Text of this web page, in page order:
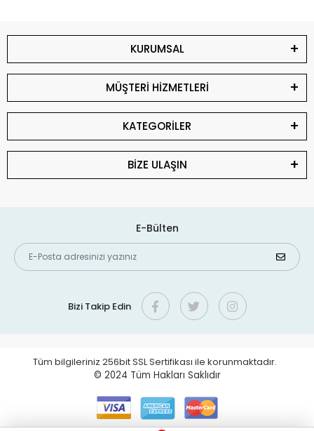
KURUMSAL
MÜŞTERİ HİZMETLERİ
KATEGORİLER
BİZE ULAŞIN
E-Bülten
Bizi Takip Edin
Tüm bilgileriniz 256bit SSL Sertifikası ile korunmaktadır.
© 2024 Tüm Hakları Saklıdır